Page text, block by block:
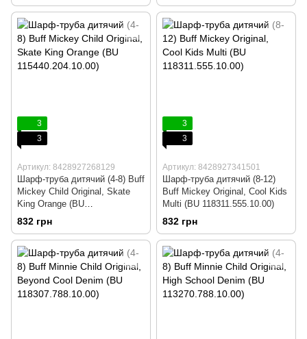
3
3
Артикул: 8428927268129
Шарф-труба дитячий (4-8) Buff
Mickey Child Original, Skate
King Orange (BU
115440.204.10.00)
832 грн
3
3
Артикул: 8428927341501
Шарф-труба дитячий (8-12)
Buff Mickey Original, Cool Kids
Multi (BU 118311.555.10.00)
832 грн